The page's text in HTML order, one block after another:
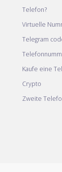
Telefon?
Virtuelle
Telegram
Kaufe eine
Crypto
Zweite